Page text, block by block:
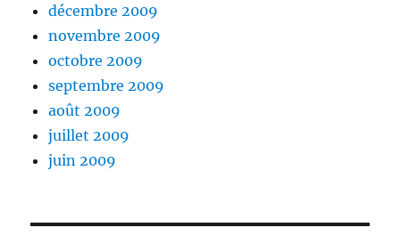
décembre 2009
novembre 2009
octobre 2009
septembre 2009
août 2009
juillet 2009
juin 2009